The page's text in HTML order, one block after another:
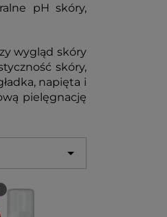
pH skóry,
wygląd skóry
skóry,
napięta i
pielęgnację
